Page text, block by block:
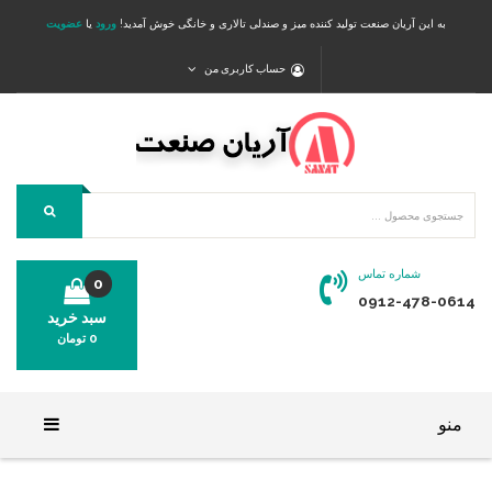
به این آریان صنعت تولید کننده میز و صندلی تالاری و خانگی خوش آمدید! ورود یا عضویت
حساب کاربری من
شماره تماس
0912-478-0614
سبد خرید
0
0 تومان
منو